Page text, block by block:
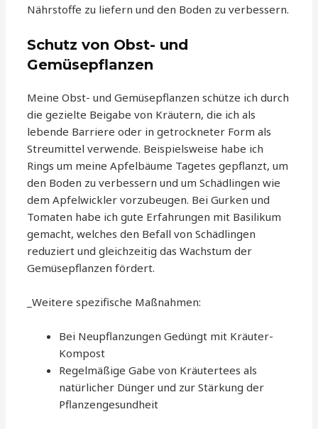
Nährstoffe zu liefern und den Boden zu verbessern.
Schutz von Obst- und
Gemüsepflanzen
Meine Obst- und Gemüsepflanzen schütze ich durch
die gezielte Beigabe von Kräutern, die ich als
lebende Barriere oder in getrockneter Form als
Streumittel verwende. Beispielsweise habe ich
Rings um meine Apfelbäume Tagetes gepflanzt, um
den Boden zu verbessern und um Schädlingen wie
dem Apfelwickler vorzubeugen. Bei Gurken und
Tomaten habe ich gute Erfahrungen mit Basilikum
gemacht, welches den Befall von Schädlingen
reduziert und gleichzeitig das Wachstum der
Gemüsepflanzen fördert.
_Weitere spezifische Maßnahmen:
Bei Neupflanzungen Gedüngt mit Kräuter-
Kompost
Regelmäßige Gabe von Kräutertees als
natürlicher Dünger und zur Stärkung der
Pflanzengesundheit